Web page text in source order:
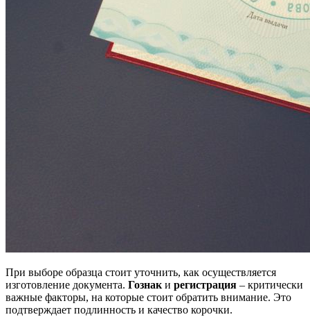
При выборе образца стоит уточнить, как осуществляется
изготовление документа. Гознак и регистрация – критически
важные факторы, на которые стоит обратить внимание. Это
подтверждает подлинность и качество корочки.